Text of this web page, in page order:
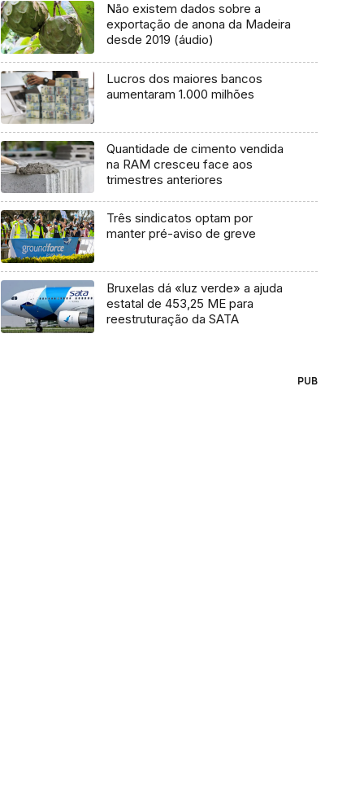
Não existem dados sobre a
exportação de anona da Madeira
desde 2019 (áudio)
Lucros dos maiores bancos
aumentaram 1.000 milhões
Quantidade de cimento vendida
na RAM cresceu face aos
trimestres anteriores
Três sindicatos optam por
manter pré-aviso de greve
Bruxelas dá «luz verde» a ajuda
estatal de 453,25 ME para
reestruturação da SATA
PUB